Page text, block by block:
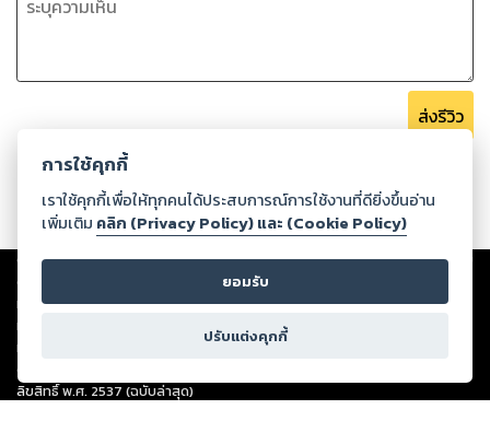
ส่งรีวิว
Copyright ©2026Storylog Co., Ltd. - สตอรี่ล็อกขอสงวนสิทธิ์ไม่รับผิดชอบ
ต่อผลงานหรือเนื้อหาใดที่อัปโหลดผ่านเว็บไซต์และปรากฏว่าละเมิดสิทธิใน
ทรัพย์สินทางปัญญาของบุคคลอื่นหรือขัดต่อกฎหมายและศีลธรรม ดังนั้น ผู้อ่าน
ทุกท่านโปรดใช้วิจารณญาณในการกลั่นกรองด้วยตนเอง และหากท่านพบว่าส่วน
หนึ่งส่วนใดขัดต่อกฎหมายและศีลธรรม กรุณาแจ้งมายังบริษัท เพื่อทีมงานจะได้
ดำเนินการในทันที ทั้งนี้ ทางสตอรี่ล็อกขอสงวนลิขสิทธิ์ตามพระราชบัญญัติ
ลิขสิทธิ์ พ.ศ. 2537 (ฉบับล่าสุด)
การใช้คุกกี้
เราใช้คุกกี้เพื่อให้ทุกคนได้ประสบการณ์การใช้งานที่ดียิ่งขึ้นอ่าน
เพิ่มเติม คลิก (Privacy Policy) และ (Cookie Policy)
ยอมรับ
ปรับแต่งคุกกี้